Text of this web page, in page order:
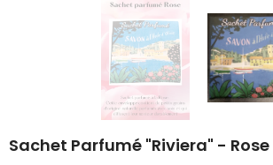
Sachet Parfumé "Riviera" - Rose